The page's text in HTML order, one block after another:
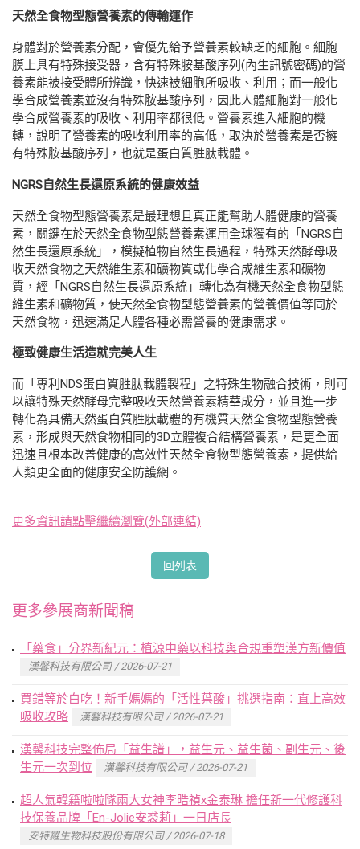
天然全食物型態營養素的傳輸運作
身體對於營養素分配，會優先給予營養素較缺乏的細胞。細胞
膜上具有特殊接受器，含有特殊胺基酸序列(內生訊號密碼)的營
養素能被接受體所辨識，快速被細胞所吸收、利用；而一般化
學合成營養素並沒有特殊胺基酸序列，因此人體細胞對一般化
學合成營養素的吸收、利用率都很低。營養素進入細胞的機
轉，說明了營養素的吸收利用率的高低，取決於營養素是否擁
有特殊胺基酸序列，也就是蛋白質胜肽載體。
NGRS自然生長還原系統的健康效益
天然全食物型態營養素是最理想且真正能幫助人體健康的營養
素，關鍵在於天然全食物型態營養素運用全球獨有的「NGRS自
然生長還原系統」，模擬植物自然生長過程，特殊天然酵母吸
收天然食物之天然維生素和礦物質或化學合成維生素和礦物
質，經「NGRS自然生長還原系統」轉化為有機天然全食物型態
維生素和礦物質，使天然全食物型態營養素的營養價值等同於
天然食物，迅速滿足人體各種必需營養的健康需求。
極致健康生活造就完美人生
而「專利NDS蛋白質胜肽載體製程」之特殊生物融合技術，則可
以讓特殊天然酵母完整吸收天然營養素精華成分，並且進一步
轉化為具備天然蛋白質胜肽載體的有機質天然全食物型態營養
素，形成與天然食物相同的3D立體複合結構營養素，是更全面
迅速且根本改善健康的高效性天然全食物型態營養素，提供給
人類更全面的健康安全防護網。
更多資訊請點擊繼續瀏覽(外部連結)
回列表
更多參展商新聞稿
「藥食」分界新紀元：植源中藥以科技與合規重塑漢方新價值
漢馨科技有限公司 / 2026-07-21
買錯等於白吃！新手媽媽的「活性葉酸」挑選指南：直上高效
吸收攻略
漢馨科技有限公司 / 2026-07-21
漢馨科技完整佈局「益生譜」，益生元、益生菌、副生元、後
生元一次到位
漢馨科技有限公司 / 2026-07-21
超人氣韓籍啦啦隊兩大女神李晧禎x金泰琳 擔任新一代修護科
技保養品牌「En-Jolie安裘莉」一日店長
安特羅生物科技股份有限公司 / 2026-07-18